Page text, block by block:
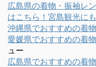
広島県の着物・振袖レ
はこちら！宮島観光に
沖縄県でおすすめの着
愛媛県でおすすめの着
ュー
広島県でおすすめの着